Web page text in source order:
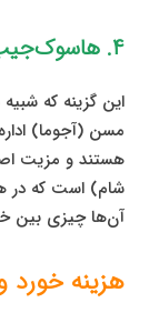
۴. هاسوک‌جیب (Hasukjip)
این گزینه‌ که
مسن (آجوما)
هستند و مزیت
شام) است که در
آن‌ها چیزی بین
هزینه خورد